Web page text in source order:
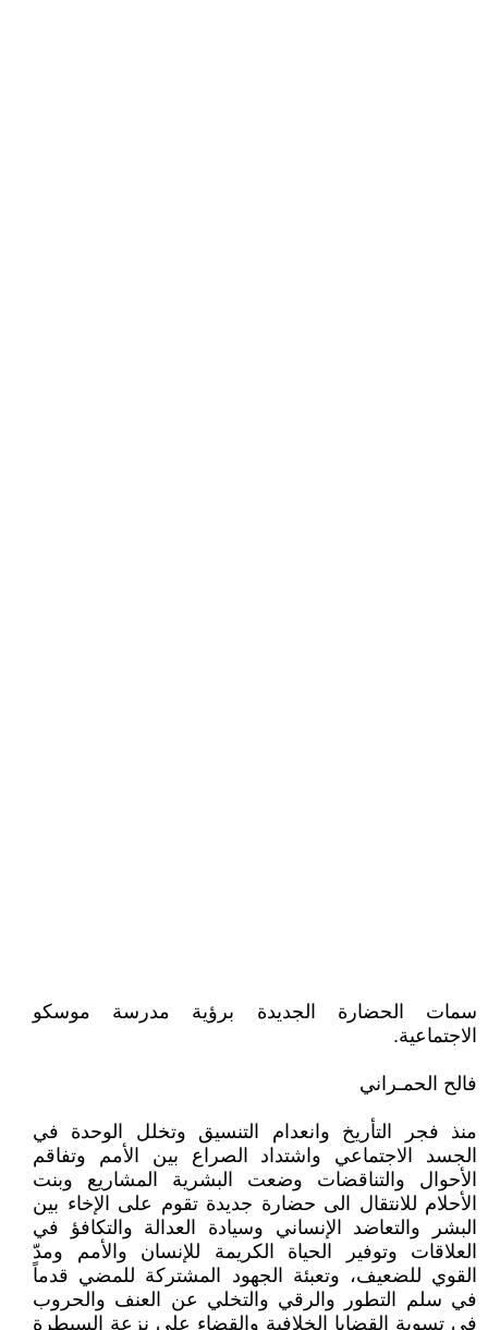
سمات الحضارة الجديدة برؤية مدرسة موسكو
الاجتماعية.
فالح الحمـراني
منذ فجر التأريخ وانعدام التنسيق وتخلل الوحدة في
الجسد الاجتماعي واشتداد الصراع بين الأمم وتفاقم
الأحوال والتناقضات وضعت البشرية المشاريع وبنت
الأحلام للانتقال الى حضارة جديدة تقوم على الإخاء بين
البشر والتعاضد الإنساني وسيادة العدالة والتكافؤ في
العلاقات وتوفير الحياة الكريمة للإنسان والأمم ومدّ
القوي للضعيف، وتعبئة الجهود المشتركة للمضي قدماً
في سلم التطور والرقي والتخلي عن العنف والحروب
في تسوية القضايا الخلافية والقضاء على نزعة السيطرة